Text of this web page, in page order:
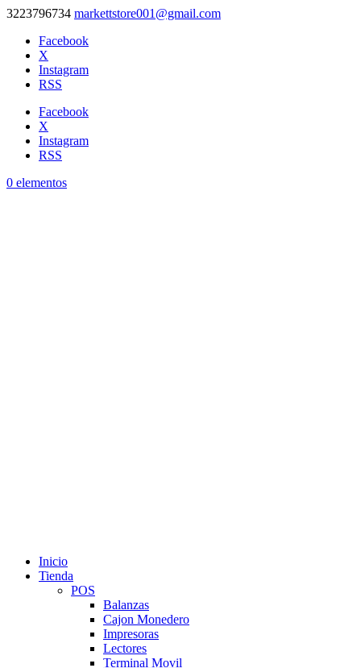
3223796734 markettstore001@gmail.com
Facebook
X
Instagram
RSS
Facebook
X
Instagram
RSS
0 elementos
Inicio
Tienda
POS
Balanzas
Cajon Monedero
Impresoras
Lectores
Terminal Movil